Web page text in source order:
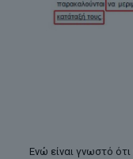
Ενώ είναι γνωστό ότι